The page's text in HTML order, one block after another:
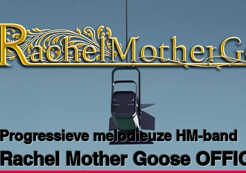
Progressieve melodieuze HM-band
Rachel Mother Goose